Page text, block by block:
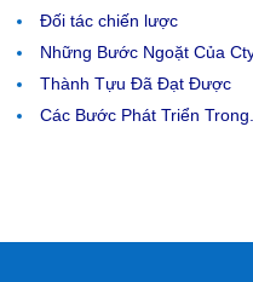
Đối tác chiến lược
Những Bước Ngoặt Của
Thành Tựu Đã Đạt Được
Các Bước Phát Triển